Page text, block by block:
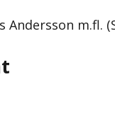
Andersson m.fl.